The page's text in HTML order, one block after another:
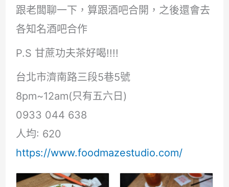
跟老闆聊一下，算跟酒吧合開，之後還會去
各知名酒吧合作
P.S 甘蔗功夫茶好喝!!!!
台北市濟南路三段5巷5號
8pm~12am(只有五六日)
0933 044 638
人均: 620
https://www.foodmazestudio.com/